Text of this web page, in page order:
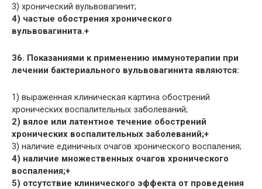
3) хронический вульвовагинит;
4) частые обострения хронического
вульвовагинита.+
36. Показаниями к применению иммунотерапии при
лечении бактериального вульвовагинита являются:
1) выраженная клиническая картина обострений
хронических воспалительных заболеваний;
2) вялое или латентное течение обострений
хронических воспалительных заболеваний;+
3) наличие единичных очагов хронического воспаления;
4) наличие множественных очагов хронического
воспаления;+
5) отсутствие клинического эффекта от проведения